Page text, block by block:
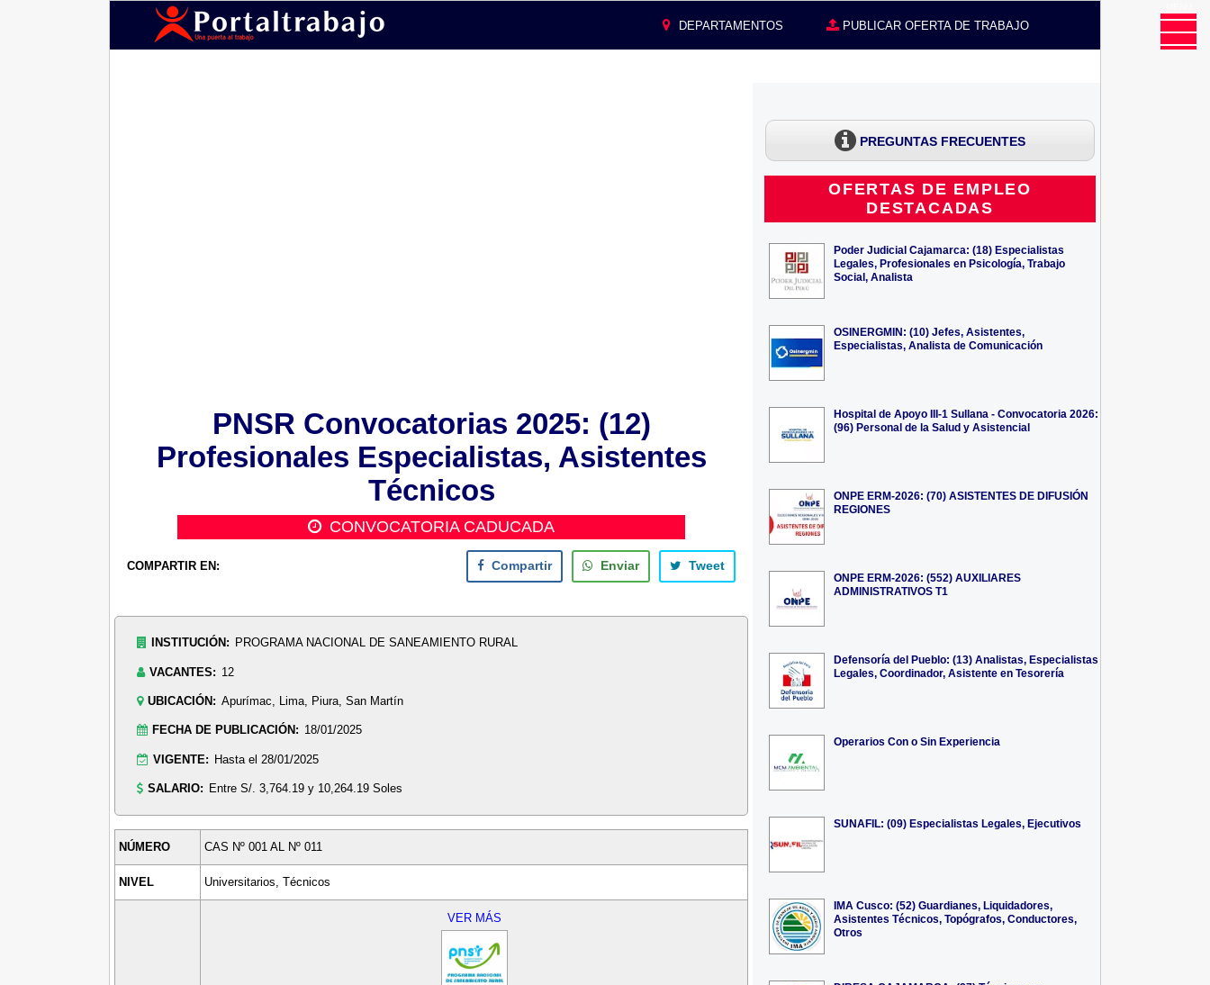
DEPARTAMENTOS PUBLICAR OFERTA DE TRABAJO
PNSR Convocatorias 2025: (12)
Profesionales Especialistas, Asistentes
Técnicos
CONVOCATORIA CADUCADA
COMPARTIR EN: Compartir Enviar Tweet
INSTITUCIÓN: PROGRAMA NACIONAL DE SANEAMIENTO RURAL
VACANTES: 12
UBICACIÓN: Apurímac, Lima, Piura, San Martín
FECHA DE PUBLICACIÓN: 18/01/2025
VIGENTE: Hasta el 28/01/2025
SALARIO: Entre S/. 3,764.19 y 10,264.19 Soles
NÚMERO CAS Nº 001 AL Nº 011
NIVEL Universitarios, Técnicos
VER MÁS
PREGUNTAS FRECUENTES
OFERTAS DE EMPLEO
DESTACADAS
Poder Judicial Cajamarca: (18) Especialistas
Legales, Profesionales en Psicología, Trabajo
Social, Analista
OSINERGMIN: (10) Jefes, Asistentes,
Especialistas, Analista de Comunicación
Hospital de Apoyo III-1 Sullana - Convocatoria 2026:
(96) Personal de la Salud y Asistencial
ONPE ERM-2026: (70) ASISTENTES DE DIFUSIÓN
REGIONES
ONPE ERM-2026: (552) AUXILIARES
ADMINISTRATIVOS T1
Defensoría del Pueblo: (13) Analistas, Especialistas
Legales, Coordinador, Asistente en Tesorería
Operarios Con o Sin Experiencia
SUNAFIL: (09) Especialistas Legales, Ejecutivos
IMA Cusco: (52) Guardianes, Liquidadores,
Asistentes Técnicos, Topógrafos, Conductores,
Otros